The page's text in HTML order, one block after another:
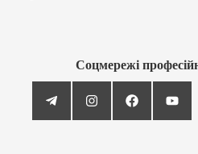
Соцмережі